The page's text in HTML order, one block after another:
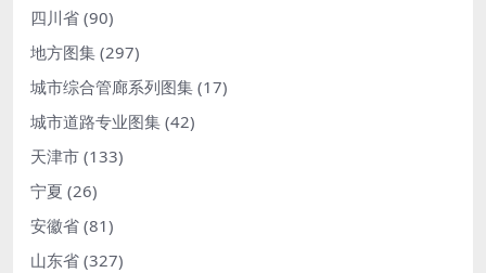
四川省 (90)
地方图集 (297)
城市综合管廊系列图集 (17)
城市道路专业图集 (42)
天津市 (133)
宁夏 (26)
安徽省 (81)
山东省 (327)